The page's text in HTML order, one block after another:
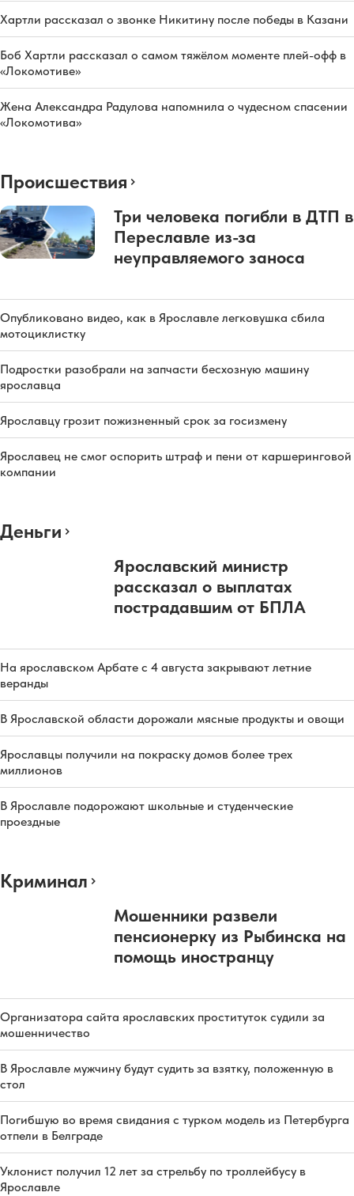
Хартли рассказал о звонке Никитину после победы в Казани
Боб Хартли рассказал о самом тяжёлом моменте плей-офф в
«Локомотиве»
Жена Александра Радулова напомнила о чудесном спасении
«Локомотива»
Происшествия
Три человека погибли в ДТП в
Переславле из-за
неуправляемого заноса
Опубликовано видео, как в Ярославле легковушка сбила
мотоциклистку
Подростки разобрали на запчасти бесхозную машину
ярославца
Ярославцу грозит пожизненный срок за госизмену
Ярославец не смог оспорить штраф и пени от каршеринговой
компании
Деньги
Ярославский министр
рассказал о выплатах
пострадавшим от БПЛА
На ярославском Арбате с 4 августа закрывают летние
веранды
В Ярославской области дорожали мясные продукты и овощи
Ярославцы получили на покраску домов более трех
миллионов
В Ярославле подорожают школьные и студенческие
проездные
Криминал
Мошенники развели
пенсионерку из Рыбинска на
помощь иностранцу
Организатора сайта ярославских проституток судили за
мошенничество
В Ярославле мужчину будут судить за взятку, положенную в
стол
Погибшую во время свидания с турком модель из Петербурга
отпели в Белграде
Уклонист получил 12 лет за стрельбу по троллейбусу в
Ярославле